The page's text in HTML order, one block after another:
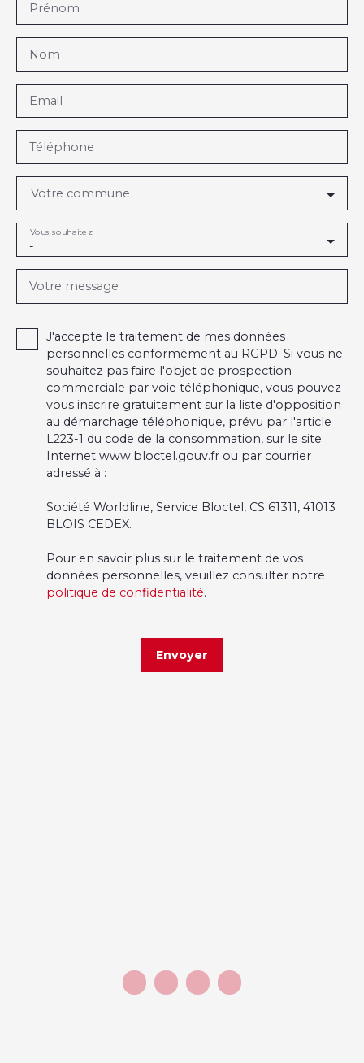
Prénom
Nom
Email
Téléphone
Votre commune
-
Vous souhaitez
Votre message
J'accepte le traitement de mes données
personnelles conformément au RGPD. Si vous ne
souhaitez pas faire l'objet de prospection
commerciale par voie téléphonique, vous pouvez
vous inscrire gratuitement sur la liste d'opposition
au démarchage téléphonique, prévu par l'article
L223-1 du code de la consommation, sur le site
Internet www.bloctel.gouv.fr ou par courrier
adressé à :
Société Worldline, Service Bloctel, CS 61311, 41013
BLOIS CEDEX.
Pour en savoir plus sur le traitement de vos
données personnelles, veuillez consulter notre
politique de confidentialité.
Envoyer